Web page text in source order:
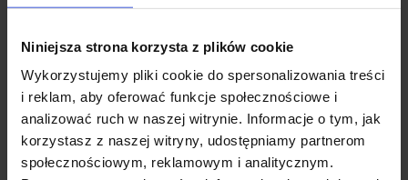
Niniejsza strona korzysta z plików cookie
Wykorzystujemy pliki cookie do spersonalizowania treści
i reklam, aby oferować funkcje społecznościowe i
analizować ruch w naszej witrynie. Informacje o tym, jak
korzystasz z naszej witryny, udostępniamy partnerom
społecznościowym, reklamowym i analitycznym.